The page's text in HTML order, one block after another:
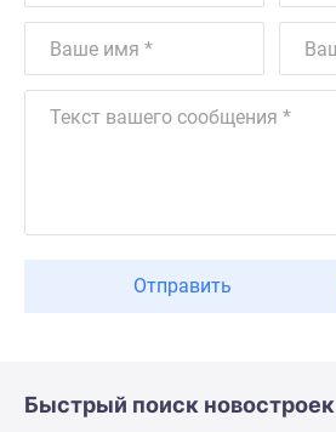
Отправить
Быстрый поиск новостроек